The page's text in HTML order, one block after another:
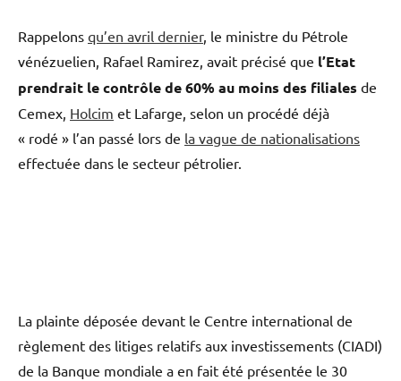
Rappelons qu’en avril dernier, le ministre du Pétrole
vénézuelien, Rafael Ramirez, avait précisé que l’Etat
prendrait le contrôle de 60% au moins des filiales de
Cemex, Holcim et Lafarge, selon un procédé déjà
« rodé » l’an passé lors de la vague de nationalisations
effectuée dans le secteur pétrolier.
La plainte déposée devant le Centre international de
règlement des litiges relatifs aux investissements (CIADI)
de la Banque mondiale a en fait été présentée le 30